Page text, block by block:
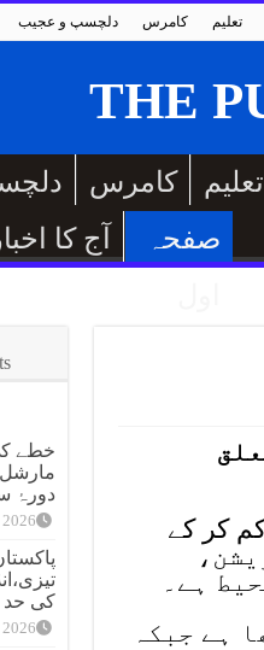
دلچسپ و عجیب کامرس تعلیم
کامرس تعلیم
آج کا
صفحہ
متعلق
فی یونٹ سے کم کر کے
ہے۔
ہے جبکہ
خطے
دورۂ
کی حد